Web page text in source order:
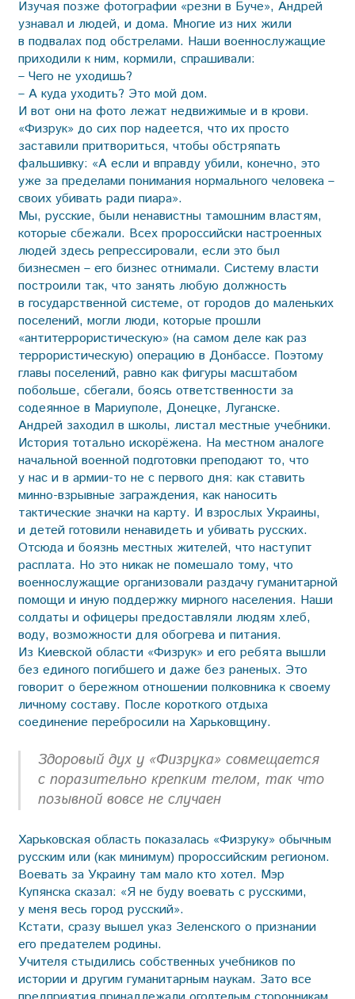
Изучая позже фотографии «резни в Буче», Андрей
узнавал и людей, и дома. Многие из них жили
в подвалах под обстрелами. Наши военнослужащие
приходили к ним, кормили, спрашивали:
– Чего не уходишь?
– А куда уходить? Это мой дом.
И вот они на фото лежат недвижимые и в крови.
«Физрук» до сих пор надеется, что их просто
заставили притвориться, чтобы обстряпать
фальшивку: «А если и вправду убили, конечно, это
уже за пределами понимания нормального человека –
своих убивать ради пиара».
Мы, русские, были ненавистны тамошним властям,
которые сбежали. Всех пророссийски настроенных
людей здесь репрессировали, если это был
бизнесмен – его бизнес отнимали. Систему власти
построили так, что занять любую должность
в государственной системе, от городов до маленьких
поселений, могли люди, которые прошли
«антитеррористическую» (на самом деле как раз
террористическую) операцию в Донбассе. Поэтому
главы поселений, равно как фигуры масштабом
побольше, сбегали, боясь ответственности за
содеянное в Мариуполе, Донецке, Луганске.
Андрей заходил в школы, листал местные учебники.
История тотально искорёжена. На местном аналоге
начальной военной подготовки преподают то, что
у нас и в армии-то не с первого дня: как ставить
минно-взрывные заграждения, как наносить
тактические значки на карту. И взрослых Украины,
и детей готовили ненавидеть и убивать русских.
Отсюда и боязнь местных жителей, что наступит
расплата. Но это никак не помешало тому, что
военнослужащие организовали раздачу гуманитарной
помощи и иную поддержку мирного населения. Наши
солдаты и офицеры предоставляли людям хлеб,
воду, возможности для обогрева и питания.
Из Киевской области «Физрук» и его ребята вышли
без единого погибшего и даже без раненых. Это
говорит о бережном отношении полковника к своему
личному составу. После короткого отдыха
соединение перебросили на Харьковщину.
Здоровый дух у «Физрука» совмещается
с поразительно крепким телом, так что
позывной вовсе не случаен
Харьковская область показалась «Физруку» обычным
русским или (как минимум) пророссийским регионом.
Воевать за Украину там мало кто хотел. Мэр
Купянска сказал: «Я не буду воевать с русскими,
у меня весь город русский».
Кстати, сразу вышел указ Зеленского о признании
его предателем родины.
Учителя стыдились собственных учебников по
истории и другим гуманитарным наукам. Зато все